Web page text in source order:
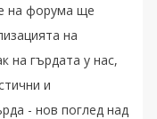
на форума ще
на
на гърдата у нас,
и
- нов поглед над